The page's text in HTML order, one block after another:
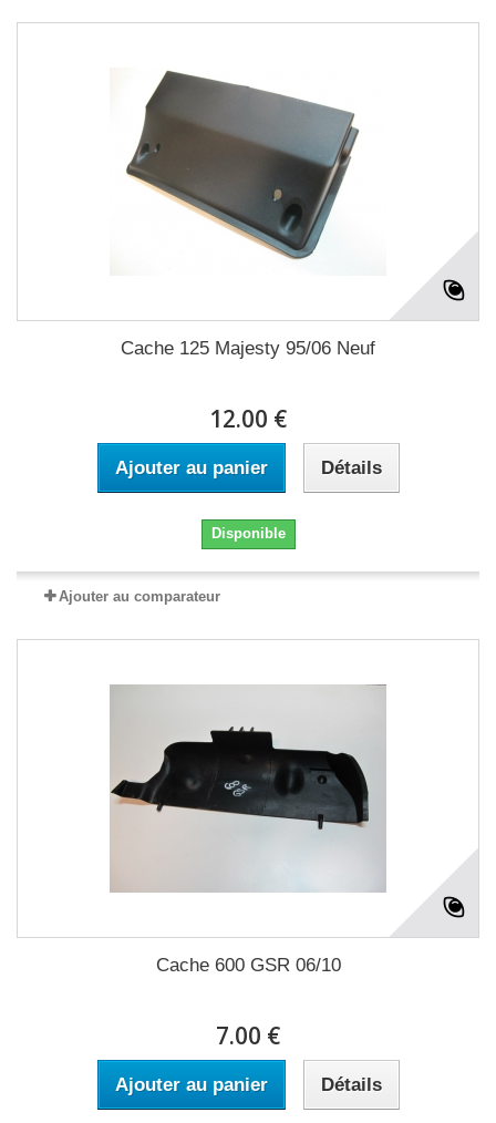
Cache 125 Majesty 95/06 Neuf
12.00 €
Ajouter au panier Détails
Disponible
Ajouter au comparateur
Cache 600 GSR 06/10
7.00 €
Ajouter au panier Détails